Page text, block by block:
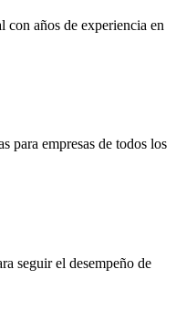
con años de experiencia en
para empresas de todos los
seguir el desempeño de